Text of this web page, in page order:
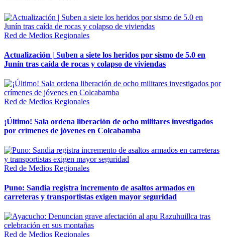
Red de Medios Regionales
Actualización | Suben a siete los heridos por sismo de 5.0 en
Junín tras caída de rocas y colapso de viviendas
Red de Medios Regionales
¡Último! Sala ordena liberación de ocho militares investigados
por crímenes de jóvenes en Colcabamba
Red de Medios Regionales
Puno: Sandia registra incremento de asaltos armados en
carreteras y transportistas exigen mayor seguridad
Red de Medios Regionales